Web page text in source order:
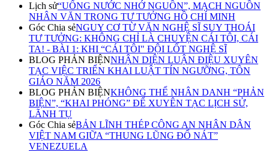
Lịch sử“UỐNG NƯỚC NHỚ NGUỒN”, MẠCH NGUỒN
NHÂN VĂN TRONG TƯ TƯỞNG HỒ CHÍ MINH
Góc Chia sẻNGUY CƠ TỪ VĂN NGHỆ SĨ SUY THOÁI
TƯ TƯỞNG: KHÔNG CHỈ LÀ CHUYỆN CÁI TÔI, CÁI
TA! - BÀI 1: KHI “CÁI TÔI" ĐỘI LỐT NGHỆ SĨ
BLOG PHẢN BIỆNNHẬN DIỆN LUẬN ĐIỆU XUYÊN
TẠC VIỆC TRIỂN KHAI LUẬT TÍN NGƯỠNG, TÔN
GIÁO NĂM 2026
BLOG PHẢN BIỆNKHÔNG THỂ NHÂN DANH “PHẢN
BIỆN”, “KHAI PHÓNG” ĐỂ XUYÊN TẠC LỊCH SỬ,
LÃNH TỤ
Góc Chia sẻBẢN LĨNH THÉP CÔNG AN NHÂN DÂN
VIỆT NAM GIỮA “THUNG LŨNG ĐỔ NÁT”
VENEZUELA